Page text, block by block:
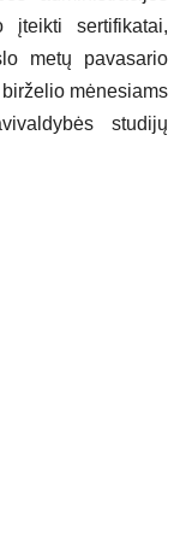
įteikti sertifikatai,
metų pavasario
mėnesiams
studijų